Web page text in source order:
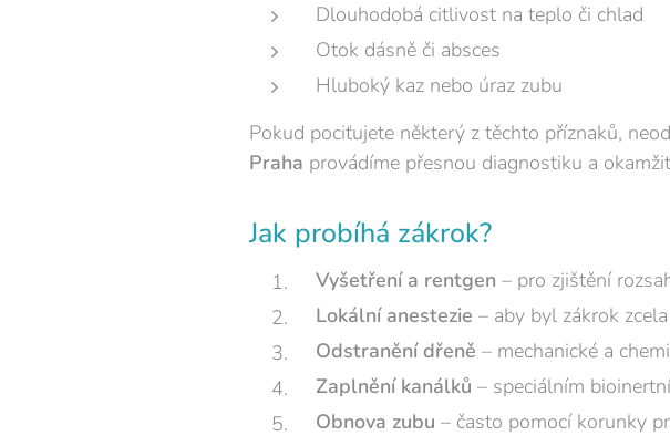
Dlouhodobá citlivost na teplo či chlad
Otok dásně či absces
Hluboký kaz nebo úraz zubu
Pokud pociťujete některý z těchto příznaků,
Praha provádíme přesnou diagnostiku a
Jak probíhá zákrok?
Vyšetření a rentgen – pro zjištění
Lokální anestezie – aby byl zákrok
Odstranění dřeně – mechanické a
Zaplnění kanálků – speciálním
Obnova zubu – často pomocí korunky